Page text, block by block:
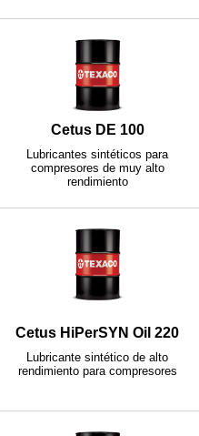
Cetus DE 100
Lubricantes sintéticos para
compresores de muy alto
rendimiento
Cetus HiPerSYN Oil 220
Lubricante sintético de alto
rendimiento para compresores